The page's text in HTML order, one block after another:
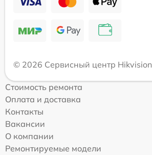
© 2026 Сервисный центр Hikvision
Стоимость ремонта
Оплата и доставка
Контакты
Вакансии
О компании
Ремонтируемые модели